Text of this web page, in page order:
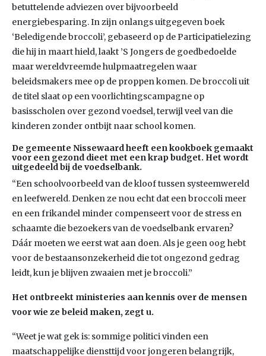
betuttelende adviezen over bijvoorbeeld
energiebesparing. In zijn onlangs uitgegeven boek
‘Beledigende broccoli’, gebaseerd op de Participatielezing
die hij in maart hield, laakt ’S Jongers de goedbedoelde
maar wereldvreemde hulpmaatregelen waar
beleidsmakers mee op de proppen komen. De broccoli uit
de titel slaat op een voorlichtingscampagne op
basisscholen over gezond voedsel, terwijl veel van die
kinderen zonder ontbijt naar school komen.
De gemeente Nissewaard heeft een kookboek gemaakt
voor een gezond dieet met een krap budget. Het wordt
uitgedeeld bij de voedselbank.
“Een schoolvoorbeeld van de kloof tussen systeemwereld
en leefwereld. Denken ze nou echt dat een broccoli meer
en een frikandel minder compenseert voor de stress en
schaamte die bezoekers van de voedselbank ervaren?
Dáár moeten we eerst wat aan doen. Als je geen oog hebt
voor de bestaansonzekerheid die tot ongezond gedrag
leidt, kun je blijven zwaaien met je broccoli.”
Het ontbreekt ministeries aan kennis over de mensen
voor wie ze beleid maken, zegt u.
“Weet je wat gek is: sommige politici vinden een
maatschappelijke diensttijd voor jongeren belangrijk,